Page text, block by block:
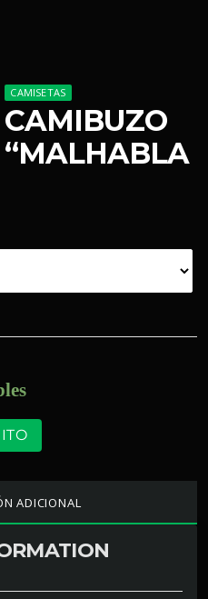
CAMISETAS
CAMIBUZO
“MALHABLA
ADICIONAL